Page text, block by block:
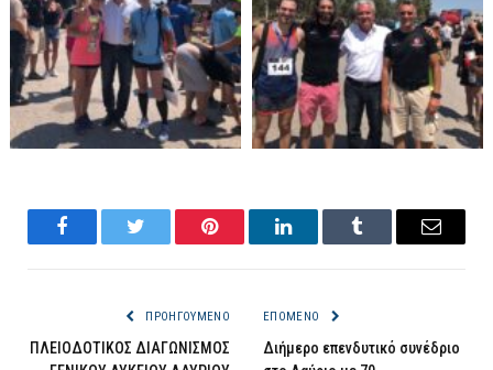
FacebookTwitter Pinterest LinkedInTumblr Email
ΠΡΟΗΓΟΎΜΕΝΟ
ΠΛΕΙΟΔΟΤΙΚΟΣ ΔΙΑΓΩΝΙΣΜΟΣ
ΕΠΌΜΕΝΟ
Διήμερο επενδυτικό συνέδριο